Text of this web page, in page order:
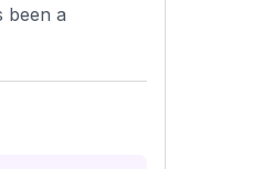
been a